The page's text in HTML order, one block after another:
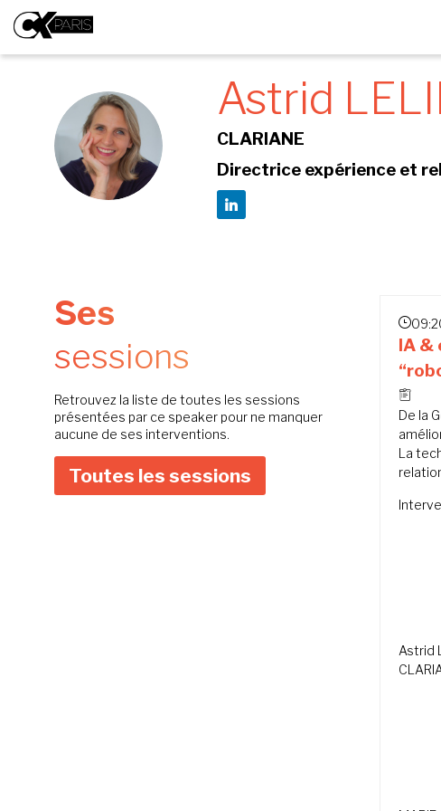
AL
Astrid
CLARIANE
Directrice expérience et
Ses
sessions
Retrouvez la liste de toutes les sessions
présentées par ce speaker pour ne manquer
aucune de ses interventions.
Toutes les sessions
IA &
De la
La
Astrid